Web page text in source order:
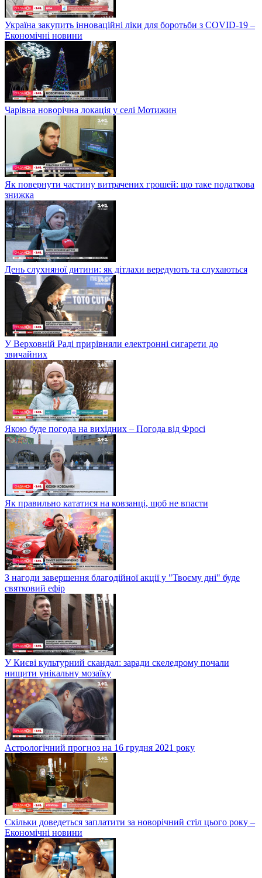
Україна закупить інноваційні ліки для боротьби з COVID-19 –
Економічні новини
Чарівна новорічна локація у селі Мотижин
Як повернути частину витрачених грошей: що таке податкова
знижка
День слухняної дитини: як дітлахи вередують та слухаються
У Верховній Раді прирівняли електронні сигарети до
звичайних
Якою буде погода на вихідних – Погода від Фросі
Як правильно кататися на ковзанці, щоб не впасти
З нагоди завершення благодійної акції у "Твоєму дні" буде
святковий ефір
У Києві культурний скандал: заради скеледрому почали
нищити унікальну мозаїку
Астрологічний прогноз на 16 грудня 2021 року
Скільки доведеться заплатити за новорічний стіл цього року –
Економічні новини